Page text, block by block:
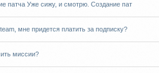
патча Уже сижу, и смотрю. Создание пат
мне придется платить за подписку?
миссии?